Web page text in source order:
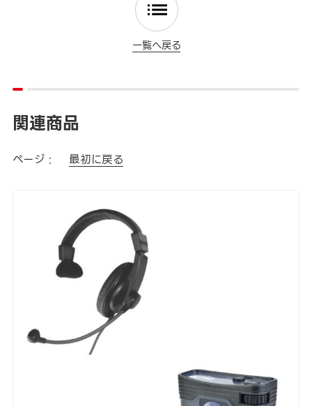
一覧へ戻る
関連商品
ページ : 最初に戻る